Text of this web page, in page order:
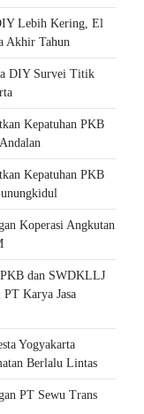
Lebih Kering, El
Akhir Tahun
DIY Survei Titik
Kepatuhan PKB
Kepatuhan PKB
Koperasi Angkutan
PKB dan SWDKLLJ
Karya Jasa
Yogyakarta
Berlalu Lintas
PT Sewu Trans